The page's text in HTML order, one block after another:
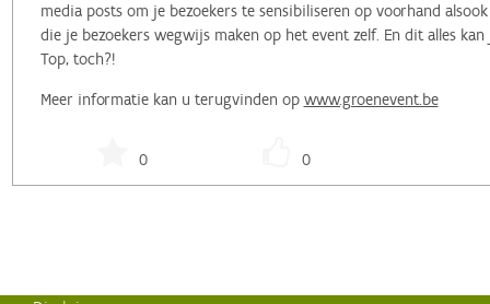
media posts om je bezoekers te sensibiliseren op voorhand
die je bezoekers wegwijs maken op het event zelf. En dit alles
Top, toch?!
Meer informatie kan u terugvinden op www.groenevent.be
0 0